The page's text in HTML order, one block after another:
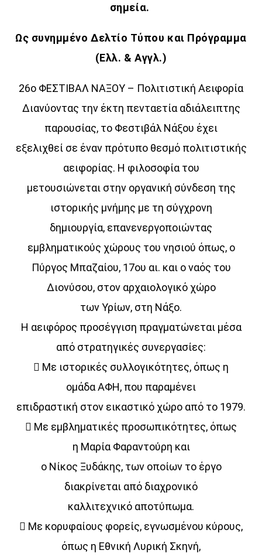
Όταν τα μικρόφωνα ξεκουράζονται…
η μουσική παίρνει τον λόγο.
Ο Aegean Voice 107.5 συνεχίζει να σας κρατά συντροφιά
και μουσικές επιλογές για κάθε στιγμή της ημέρας.
Χαλαρώστε, ταξιδέψτε, ανεβάστε ένταση
και μείνετε συντονισμένοι στη συχνότητα
Ένωσης Αγροτικών Συναιτερισμών Νάξου
Discover More
UPCOMING SHOWS
Κοιμάστε με άλλους, ξυπνάτε μαζί μου
08:30
«Στο βάθος κήπος»
08:30
10:00
Σημεία & Τέρατα
Μέρα Μεσημέρι
12:00
14:00
14:00
15:00
σημεία.
Ως συνημμένο Δελτίο Τύπου και Πρόγραμμα
(Ελλ. & Αγγλ.)
26ο ΦΕΣΤΙΒΑΛ ΝΑΞΟΥ – Πολιτιστική Αειφορία
Διανύοντας την έκτη πενταετία αδιάλειπτης
παρουσίας, το Φεστιβάλ Νάξου έχει
εξελιχθεί σε έναν πρότυπο θεσμό πολιτιστικής
αειφορίας. Η φιλοσοφία του
μετουσιώνεται στην οργανική σύνδεση της
ιστορικής μνήμης με τη σύγχρονη
δημιουργία, επανενεργοποιώντας
εμβληματικούς χώρους του νησιού όπως, ο
Πύργος Μπαζαίου, 17ου αι. και ο ναός του
Διονύσου, στον αρχαιολογικό χώρο
των Υρίων, στη Νάξο.
Η αειφόρος προσέγγιση πραγματώνεται μέσα
από στρατηγικές συνεργασίες:
 Με ιστορικές συλλογικότητες, όπως η
ομάδα ΑΦΗ, που παραμένει
επιδραστική στον εικαστικό χώρο από το 1979.
 Με εμβληματικές προσωπικότητες, όπως
η Μαρία Φαραντούρη και
ο Νίκος Ξυδάκης, των οποίων το έργο
διακρίνεται από διαχρονικό
καλλιτεχνικό αποτύπωμα.
 Με κορυφαίους φορείς, εγνωσμένου κύρους,
όπως η Εθνική Λυρική Σκηνή,